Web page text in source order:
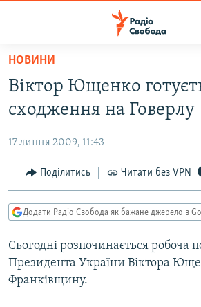
Перейти
основного
матеріалу
до
навігації
Перейти
до
ВСЕ ЗА ДОБУ
ПОЛІТИКА
ЕКОНОМІКА
КУЛЬТУРА
СПОРТ
УКРАЇНА
ВІЙНА
РОСІЙСЬКА «ФІЛЬТРАЦІЯ»
КРИМ.РЕАЛІЇ
ТИ ЯК?
СХЕМИ
НОВИНИ
Віктор Ющенко
сходження на Говерлу
17 липня 2009, 11:43
Поділитись Читати без VPN
Додати Радіо Свобода як бажане джерело в
Сьогодні розпочинається робоча
Президента України Віктора
Франківщину.